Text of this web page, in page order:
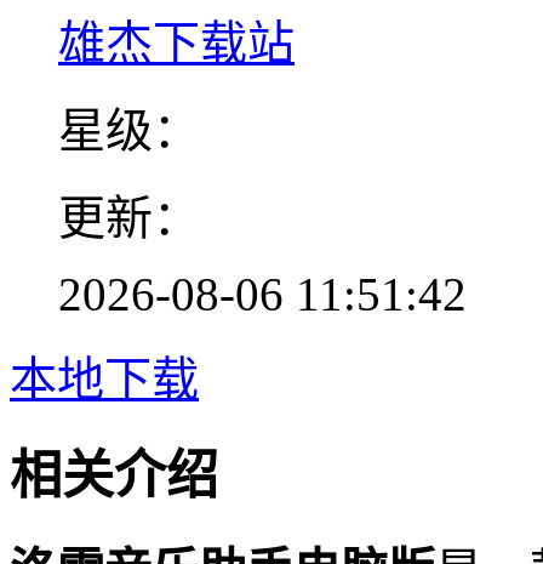
雄杰下载站
星级：
更新：
2026-08-06 11:51:42
本地下载
相关介绍